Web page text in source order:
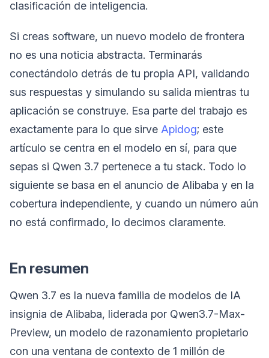
clasificación de inteligencia.
Si creas software, un nuevo modelo de frontera
no es una noticia abstracta. Terminarás
conectándolo detrás de tu propia API, validando
sus respuestas y simulando su salida mientras tu
aplicación se construye. Esa parte del trabajo es
exactamente para lo que sirve Apidog; este
artículo se centra en el modelo en sí, para que
sepas si Qwen 3.7 pertenece a tu stack. Todo lo
siguiente se basa en el anuncio de Alibaba y en la
cobertura independiente, y cuando un número aún
no está confirmado, lo decimos claramente.
En resumen
Qwen 3.7 es la nueva familia de modelos de IA
insignia de Alibaba, liderada por Qwen3.7-Max-
Preview, un modelo de razonamiento propietario
con una ventana de contexto de 1 millón de